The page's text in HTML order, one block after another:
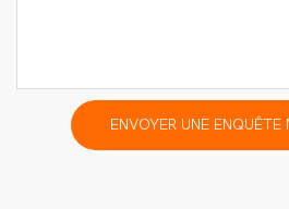
ENVOYER UNE ENQUÊTE